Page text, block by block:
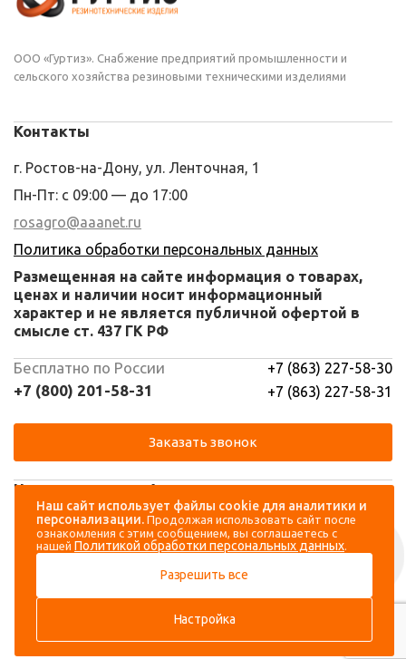
ООО «Гуртиз». Снабжение предприятий промышленности и
сельского хозяйства резиновыми техническими изделиями
Навигация
Каталог
О компании
Аккаунт
Вход
Регистрация
Контакты
г. Ростов-на-Дону, ул. Ленточная, 1
Пн-Пт: с 09:00 — до 17:00
rosagro@aaanet.ru
Политика обработки персональных данных
Размещенная на сайте информация о товарах,
ценах и наличии носит информационный
характер и не является публичной офертой в
смысле ст. 437 ГК РФ
Бесплатно по России
+7 (800) 201-58-31
+7 (863) 227-58-30
+7 (863) 227-58-31
Заказать звонок
Наш сайт использует файлы cookie для аналитики и
персонализации. Продолжая использовать сайт после
ознакомления с этим сообщением, вы соглашаетесь с
нашей Политикой обработки персональных данных.
Разрешить все
Настройка